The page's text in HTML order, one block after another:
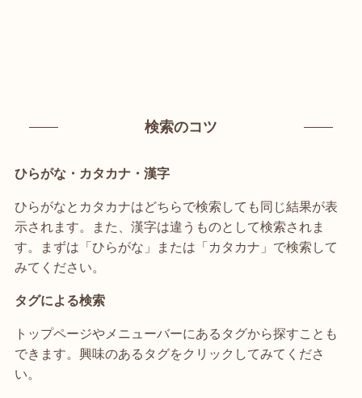
検索のコツ
ひらがな・カタカナ・漢字
ひらがなとカタカナはどちらで検索しても同じ結果が表
示されます。また、漢字は違うものとして検索されま
す。まずは「ひらがな」または「カタカナ」で検索して
みてください。
タグによる検索
トップページやメニューバーにあるタグから探すことも
できます。興味のあるタグをクリックしてみてくださ
い。